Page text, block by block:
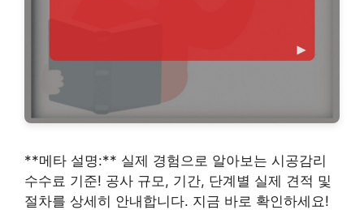
**메타 설명:** 실제 경험으로 알아보는 시공감리
수수료 기준! 공사 규모, 기간, 단계별 실제 견적 및
절차를 상세히 안내합니다. 지금 바로 확인하세요!